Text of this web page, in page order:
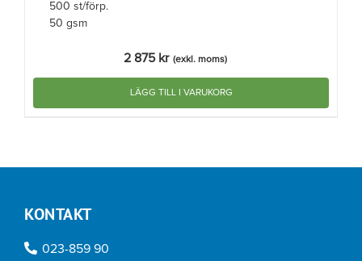
500 st/förp.
50 gsm
2 875 kr (exkl. moms)
LÄGG TILL I VARUKORG
KONTAKT
023-859 90